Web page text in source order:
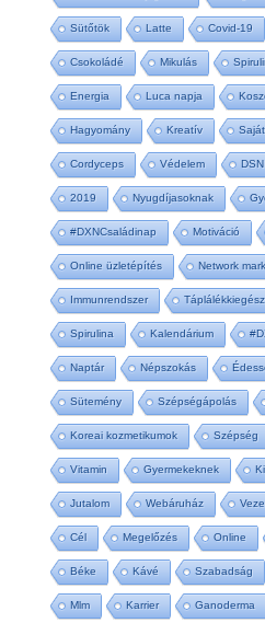
Sütőtök Latte Covid-19
Csokoládé Mikulás
Energia Luca napja
Hagyomány Kreatív
Cordyceps Védelem
2019 Nyugdíjasoknak
#DXNCsaládinap Motiváció
Online üzletépítés Network
Immunrendszer
Spirulina Kalendárium
Naptár Népszokás
Sütemény Szépségápolás
Koreai kozmetikumok Szépség
Vitamin Gyermekeknek
Jutalom Webáruház
Cél Megelőzés Online
Béke Kávé Szabadság
Mlm Karrier Ganoderma